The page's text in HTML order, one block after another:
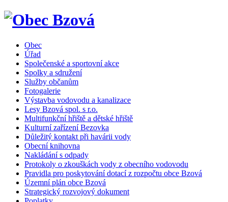
Obec
Úřad
Společenské a sportovní akce
Spolky a sdružení
Služby občanům
Fotogalerie
Výstavba vodovodu a kanalizace
Lesy Bzová spol. s r.o.
Multifunkční hřiště a dětské hřiště
Kulturní zařízení Bezovka
Důležitý kontakt při havárii vody
Obecní knihovna
Nakládání s odpady
Protokoly o zkouškách vody z obecního vodovodu
Pravidla pro poskytování dotací z rozpočtu obce Bzová
Územní plán obce Bzová
Strategický rozvojový dokument